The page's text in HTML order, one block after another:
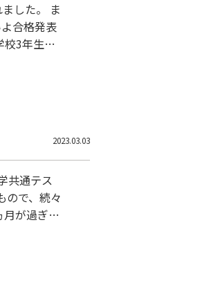
した。 ま
合格発表
校3年生の
2023.03.03
ので、続々
が過ぎま